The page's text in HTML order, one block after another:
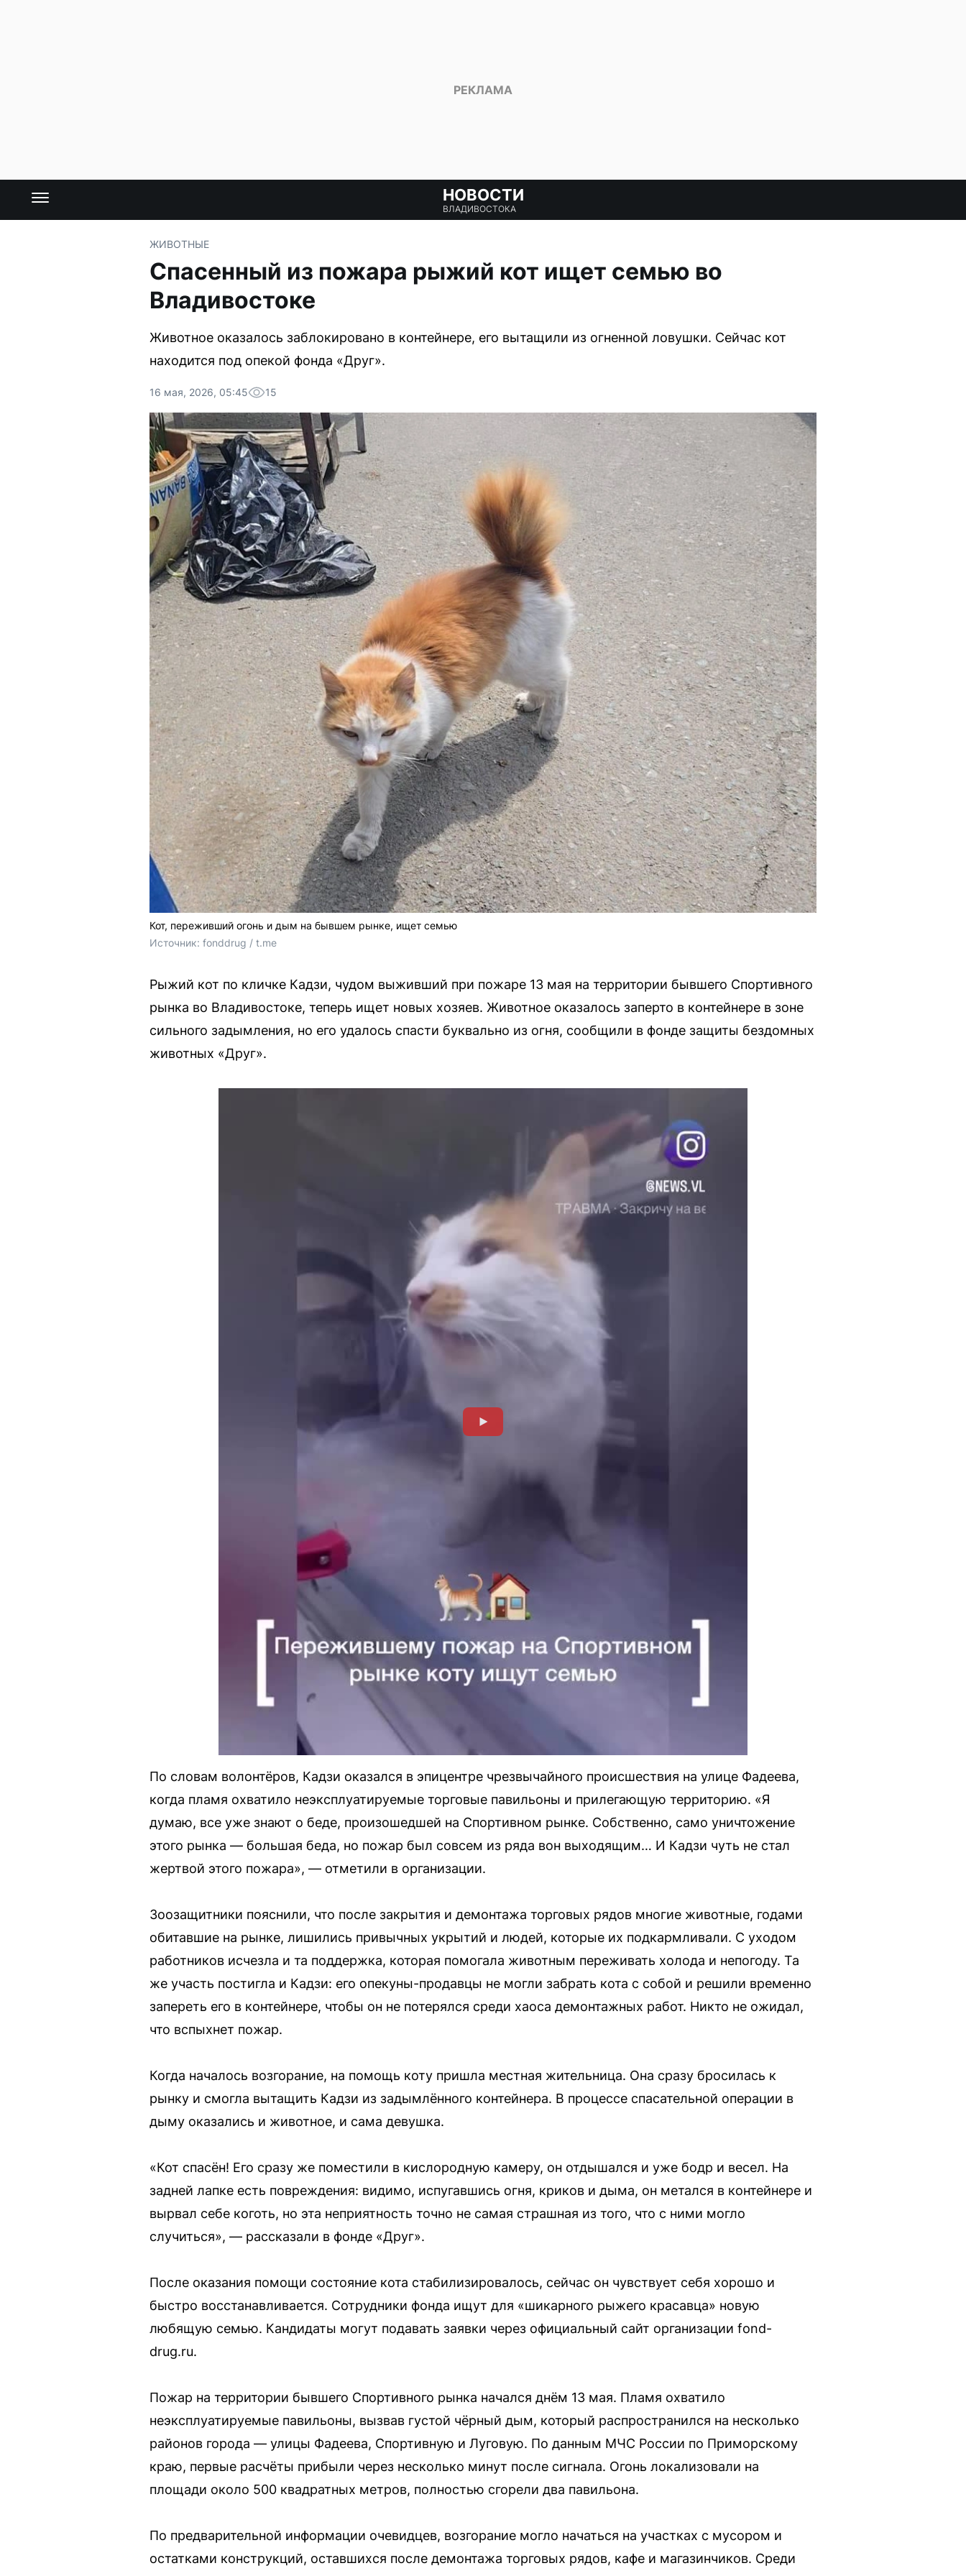
НОВОСТИ
ВЛАДИВОСТОКА
ЖИВОТНЫЕ
Спасенный из пожара рыжий кот ищет семью во
Владивостоке
Животное оказалось заблокировано в контейнере, его вытащили из огненной ловушки. Сейчас кот
находится под опекой фонда «Друг».
16 мая, 2026, 05:45 15
Кот, переживший огонь и дым на бывшем рынке, ищет семью
Источник: fonddrug / t.me
Рыжий кот по кличке Кадзи, чудом выживший при пожаре 13 мая на территории бывшего Спортивного
рынка во Владивостоке, теперь ищет новых хозяев. Животное оказалось заперто в контейнере в зоне
сильного задымления, но его удалось спасти буквально из огня, сообщили в фонде защиты бездомных
животных «Друг».
По словам волонтёров, Кадзи оказался в эпицентре чрезвычайного происшествия на улице Фадеева,
когда пламя охватило неэксплуатируемые торговые павильоны и прилегающую территорию. «Я
думаю, все уже знают о беде, произошедшей на Спортивном рынке. Собственно, само уничтожение
этого рынка — большая беда, но пожар был совсем из ряда вон выходящим… И Кадзи чуть не стал
жертвой этого пожара», — отметили в организации.
Зоозащитники пояснили, что после закрытия и демонтажа торговых рядов многие животные, годами
обитавшие на рынке, лишились привычных укрытий и людей, которые их подкармливали. С уходом
работников исчезла и та поддержка, которая помогала животным переживать холода и непогоду. Та
же участь постигла и Кадзи: его опекуны-продавцы не могли забрать кота с собой и решили временно
запереть его в контейнере, чтобы он не потерялся среди хаоса демонтажных работ. Никто не ожидал,
что вспыхнет пожар.
Когда началось возгорание, на помощь коту пришла местная жительница. Она сразу бросилась к
рынку и смогла вытащить Кадзи из задымлённого контейнера. В процессе спасательной операции в
дыму оказались и животное, и сама девушка.
«Кот спасён! Его сразу же поместили в кислородную камеру, он отдышался и уже бодр и весел. На
задней лапке есть повреждения: видимо, испугавшись огня, криков и дыма, он метался в контейнере и
вырвал себе коготь, но эта неприятность точно не самая страшная из того, что с ними могло
случиться», — рассказали в фонде «Друг».
После оказания помощи состояние кота стабилизировалось, сейчас он чувствует себя хорошо и
быстро восстанавливается. Сотрудники фонда ищут для «шикарного рыжего красавца» новую
любящую семью. Кандидаты могут подавать заявки через официальный сайт организации fond-
drug.ru.
Пожар на территории бывшего Спортивного рынка начался днём 13 мая. Пламя охватило
неэксплуатируемые павильоны, вызвав густой чёрный дым, который распространился на несколько
районов города — улицы Фадеева, Спортивную и Луговую. По данным МЧС России по Приморскому
краю, первые расчёты прибыли через несколько минут после сигнала. Огонь локализовали на
площади около 500 квадратных метров, полностью сгорели два павильона.
По предварительной информации очевидцев, возгорание могло начаться на участках с мусором и
остатками конструкций, оставшихся после демонтажа торговых рядов, кафе и магазинчиков. Среди